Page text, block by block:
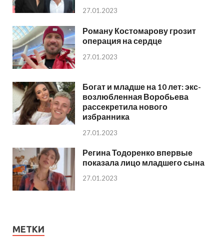
27.01.2023
Роману Костомарову грозит
операция на сердце
27.01.2023
Богат и младше на 10 лет: экс-
возлюбленная Воробьева
рассекретила нового
избранника
27.01.2023
Регина Тодоренко впервые
показала лицо младшего сына
27.01.2023
МЕТКИ